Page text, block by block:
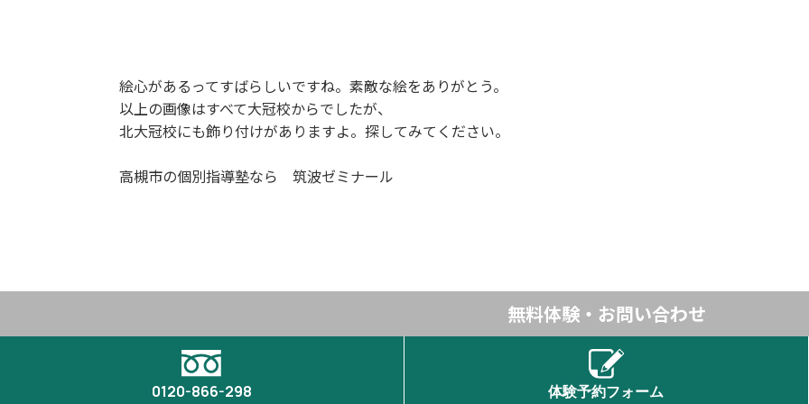
絵心があるってすばらしいですね。素敵な絵をありがとう。
以上の画像はすべて大冠校からでしたが、
北大冠校にも飾り付けがありますよ。探してみてください。
高槻市の個別指導塾なら 筑波ゼミナール
無料体験・お問い合わせ
0120-866-298 体験予約フォーム